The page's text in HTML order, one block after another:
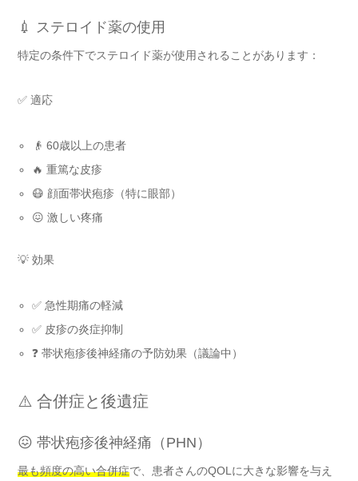
💉 ステロイド薬の使用
特定の条件下でステロイド薬が使用されることがあります：
✅ 適応
👴 60歳以上の患者
🔥 重篤な皮疹
😷 顔面帯状疱疹（特に眼部）
😖 激しい疼痛
💡 効果
✅ 急性期痛の軽減
✅ 皮疹の炎症抑制
❓ 帯状疱疹後神経痛の予防効果（議論中）
⚠️ 合併症と後遺症
😖 帯状疱疹後神経痛（PHN）
最も頻度の高い合併症で、患者さんのQOLに大きな影響を与え